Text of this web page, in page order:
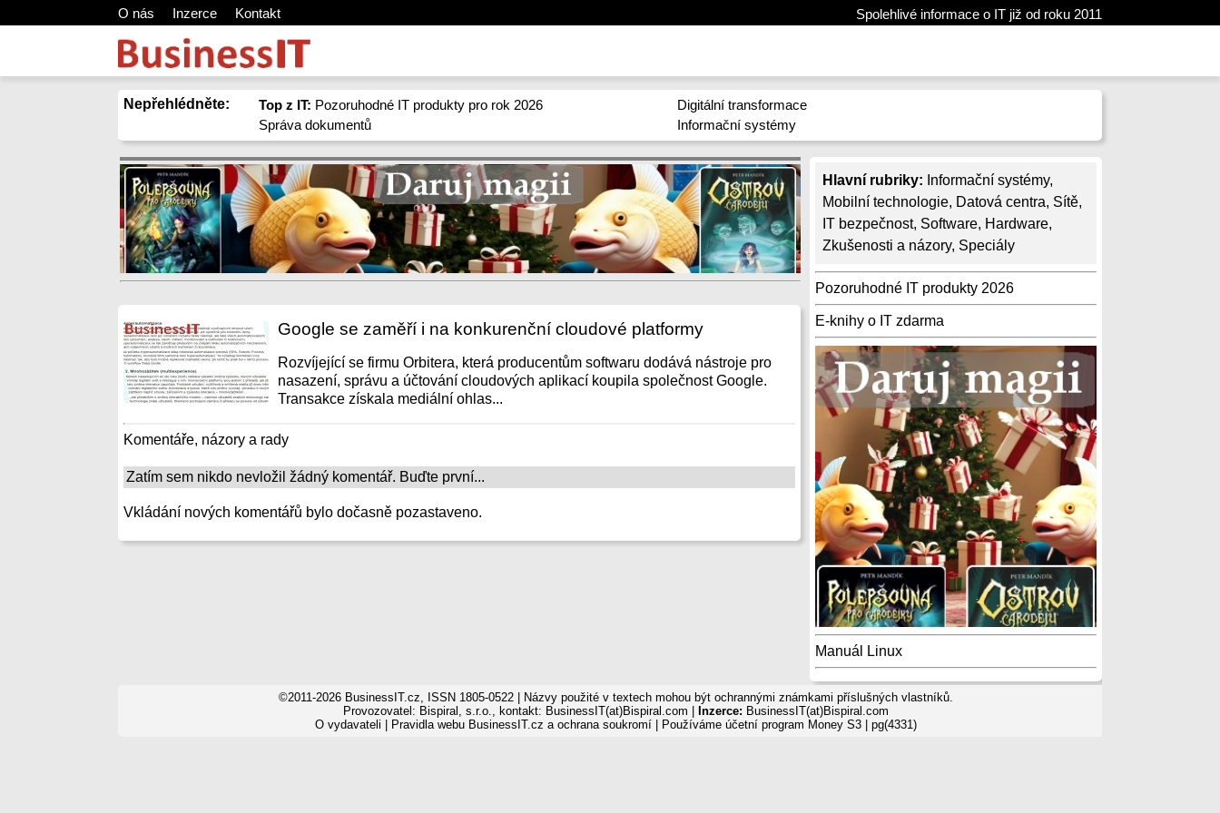
O nás Inzerce Kontakt Spolehlivé informace o IT již od roku 2011
Nepřehlédněte: Top z IT: Pozoruhodné IT produkty pro rok 2026
Správa dokumentů
Digitální transformace
Informační systémy
Hlavní rubriky: Informační systémy,
Mobilní technologie, Datová centra, Sítě,
IT bezpečnost, Software, Hardware,
Zkušenosti a názory, Speciály
Pozoruhodné IT produkty 2026
E-knihy o IT zdarma
Manuál Linux
Google se zaměří i na konkurenční cloudové platformy
Rozvíjející se firmu Orbitera, která producentům softwaru dodává nástroje pro
nasazení, správu a účtování cloudových aplikací koupila společnost Google.
Transakce získala mediální ohlas...
Komentáře, názory a rady
Zatím sem nikdo nevložil žádný komentář. Buďte první...
Vkládání nových komentářů bylo dočasně pozastaveno.
©2011-2026 BusinessIT.cz, ISSN 1805-0522 | Názvy použité v textech mohou být ochrannými známkami příslušných vlastníků.
Provozovatel: Bispiral, s.r.o., kontakt: BusinessIT(at)Bispiral.com |
Inzerce: BusinessIT(at)Bispiral.com
O vydavateli
Pravidla webu BusinessIT.cz a ochrana soukromí| Používáme účetní program Money S3| pg(4331)